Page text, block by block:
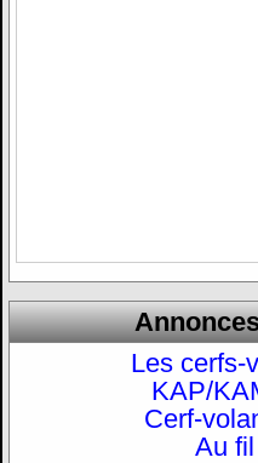
Les cerfs-
KAP/
Cerf-
Au